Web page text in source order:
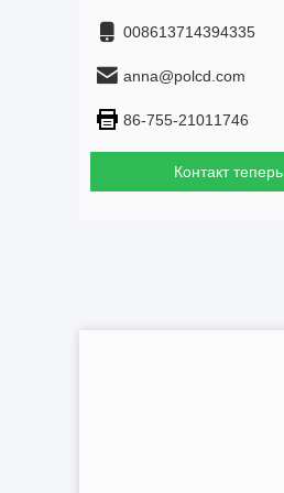
008613714394335
anna@polcd.com
86-755-21011746
Контакт теперь